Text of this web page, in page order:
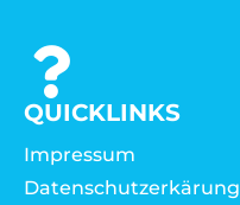
QUICKLINKS
Impressum
Datenschutzerkärung